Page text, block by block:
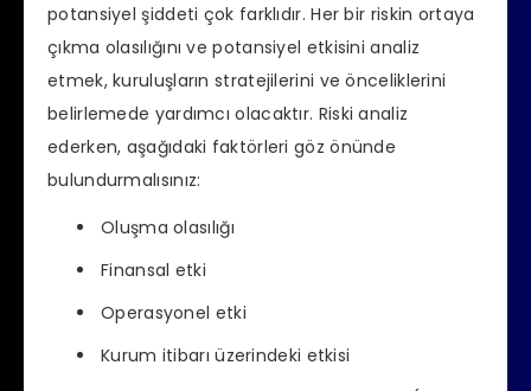
potansiyel şiddeti çok farklıdır. Her bir riskin ortaya
çıkma olasılığını ve potansiyel etkisini analiz
etmek, kuruluşların stratejilerini ve önceliklerini
belirlemede yardımcı olacaktır. Riski analiz
ederken, aşağıdaki faktörleri göz önünde
bulundurmalısınız:
Oluşma olasılığı
Finansal etki
Operasyonel etki
Kurum itibarı üzerindeki etkisi